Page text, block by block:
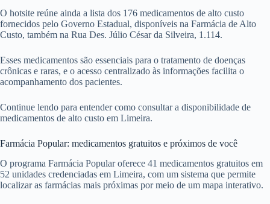
O hotsite reúne ainda a lista dos 176 medicamentos de alto custo
fornecidos pelo Governo Estadual, disponíveis na Farmácia de Alto
Custo, também na Rua Des. Júlio César da Silveira, 1.114.
Esses medicamentos são essenciais para o tratamento de doenças
crônicas e raras, e o acesso centralizado às informações facilita o
acompanhamento dos pacientes.
Continue lendo para entender como consultar a disponibilidade de
medicamentos de alto custo em Limeira.
Farmácia Popular: medicamentos gratuitos e próximos de você
O programa Farmácia Popular oferece 41 medicamentos gratuitos em
52 unidades credenciadas em Limeira, com um sistema que permite
localizar as farmácias mais próximas por meio de um mapa interativo.